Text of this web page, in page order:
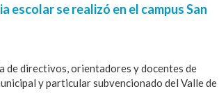
escolar se realizó en el campus San
de directivos, orientadores y docentes de
y particular subvencionado del Valle de